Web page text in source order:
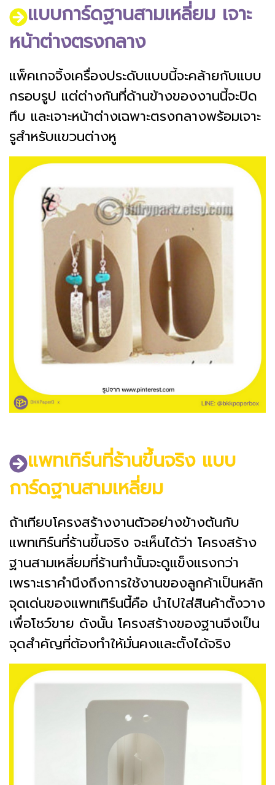
แบบการ์ดฐานสามเหลี่ยม เจาะ
หน้าต่างตรงกลาง
แพ็คเกจจิ้งเครื่องประดับแบบนี้จะคล้ายกับแบบ
กรอบรูป แต่ต่างกันที่ด้านข้างของงานนี้จะปิด
ทึบ และเจาะหน้าต่างเฉพาะตรงกลางพร้อมเจาะ
รูสำหรับแขวนต่างหู
แพทเทิร์นที่ร้านขึ้นจริง แบบ
การ์ดฐานสามเหลี่ยม
ถ้าเทียบโครงสร้างงานตัวอย่างข้างต้นกับ
แพทเทิร์นที่ร้านขึ้นจริง จะเห็นได้ว่า โครงสร้าง
ฐานสามเหลี่ยมที่ร้านทำนั้นจะดูแข็งแรงกว่า
เพราะเราคำนึงถึงการใช้งานของลูกค้าเป็นหลัก
จุดเด่นของแพทเทิร์นนี้คือ นำไปใส่สินค้าตั้งวาง
เพื่อโชว์ขาย ดังนั้น โครงสร้างของฐานจึงเป็น
จุดสำคัญที่ต้องทำให้มั่นคงและตั้งได้จริง